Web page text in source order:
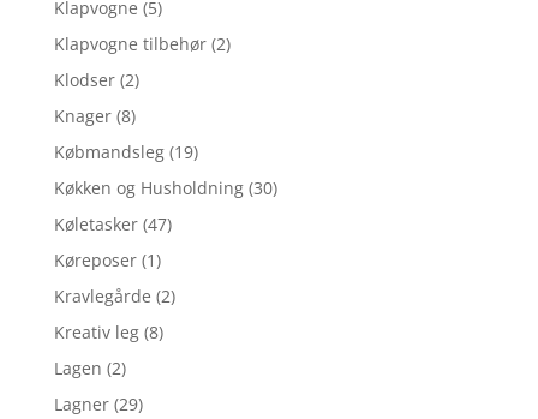
Klapvogne (5)
Klapvogne tilbehør (2)
Klodser (2)
Knager (8)
Købmandsleg (19)
Køkken og Husholdning (30)
Køletasker (47)
Køreposer (1)
Kravlegårde (2)
Kreativ leg (8)
Lagen (2)
Lagner (29)